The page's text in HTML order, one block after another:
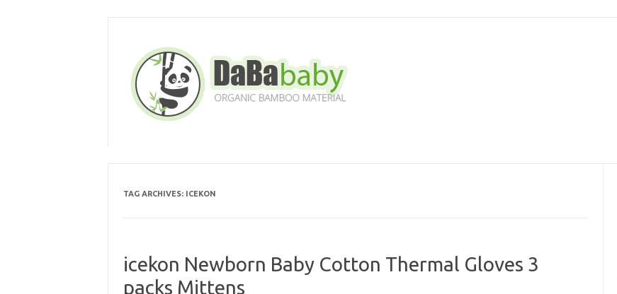
TAG ARCHIVES: ICEKON
icekon Newborn Baby Cotton Thermal Gloves 3
packs Mittens